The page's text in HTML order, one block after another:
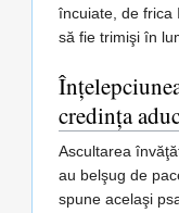
încuiate, de frica
să fie trimişi în
credinţa
Ascultarea
au belşug de
spune acelaşi